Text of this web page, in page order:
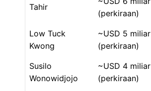
Tahir
(perkiraan)
Low Tuck
Kwong
~USD 5 miliar
(perkiraan)
Susilo
Wonowidjojo
~USD 4 miliar
(perkiraan)